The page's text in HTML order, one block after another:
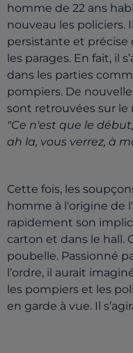
homme de 22 ans
nouveau les
persistante et
les parages. En fait, il
dans les parties
pompiers. De
sont retrouvées sur
"Ce n'est que le
ah la, vous verrez, à
Cette fois, les
homme à l'origine de
rapidement son
carton et dans le hall.
poubelle. Passionné
l’ordre, il aurait
les pompiers et les
en garde à vue. Il